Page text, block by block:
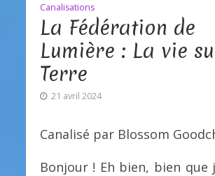
Canalisations
La Fédération de
Lumière : La vie
Terre
21 avril 2024
Canalisé par Blossom
Bonjour ! Eh bien, bien que